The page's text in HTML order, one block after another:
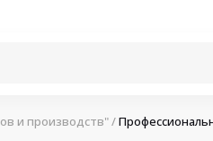
и производств"/